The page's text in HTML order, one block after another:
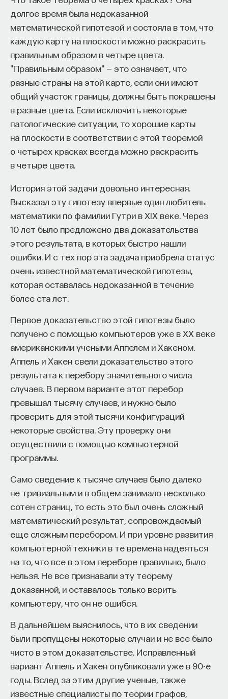
долгое время была недоказанной
математической гипотезой и состояла в том, что
каждую карту на плоскости можно раскрасить
правильным образом в четыре цвета.
"Правильным образом" — это означает, что
разные страны на этой карте, если они имеют
общий участок границы, должны быть покрашены
в разные цвета. Если исключить некоторые
патологические ситуации, то хорошие карты
на плоскости в соответствии с этой теоремой
о четырех красках всегда можно раскрасить
в четыре цвета.
История этой задачи довольно интересная.
Высказал эту гипотезу впервые один любитель
математики по фамилии Гутри в ХIХ веке. Через
10 лет было предложено два доказательства
этого результата, в которых быстро нашли
ошибки. И с тех пор эта задача приобрела статус
очень известной математической гипотезы,
которая оставалась недоказанной в течение
более ста лет.
Первое доказательство этой гипотезы было
получено с помощью компьютеров уже в ХХ веке
американскими учеными Аппелем и Хакеном.
Аппель и Хакен свели доказательство этого
результата к перебору значительного числа
случаев. В первом варианте этот перебор
превышал тысячу случаев, и нужно было
проверить для этой тысячи конфигураций
некоторые свойства. Эту проверку они
осуществили с помощью компьютерной
программы.
Само сведение к тысяче случаев было далеко
не тривиальным и в общем занимало несколько
сотен страниц, то есть это был очень сложный
математический результат, сопровождаемый
еще сложным перебором. И при уровне развития
компьютерной техники в те времена надеяться
на то, что все в этом переборе правильно, было
нельзя. Не все признавали эту теорему
доказанной, и оставалось только верить
компьютеру, что он не ошибся.
В дальнейшем выяснилось, что в их сведении
были пропущены некоторые случаи и не все было
чисто в этом доказательстве. Исправленный
вариант Аппель и Хакен опубликовали уже в 90-е
годы. Вслед за этим другие ученые, также
известные специалисты по теории графов,
оно формируется. Нам долго казалось, что
преподаватель может просто хорошо и логично
изложить материал, а студент — зафиксировать
его и затем воспроизвести. Но самый важный
момент происходит потом, когда человек
остается один на один с этим материалом
и пытается что-то с ним сделать. И получается,
что настоящее образование происходит
не в аудитории, а за ее пределами».
ИИ полезен не как костыль, а как
сложный собеседник
«Мы не наказываем студентов за использование
ИИ, потому что сам факт его использования еще
ничего не объясняет. Важно не то, что студент
обратился к ИИ, а то, как именно он это делает.
Если воспринимать ИИ просто как помощника,
ресурс или способ сэкономить усилия, студенты
чаще всего лишь снижают когнитивную
нагрузку — а университет вообще не для этого
создан. Они некритично делегируют агенту
коммуникацию далеко не лучшие привычки.
Но если использовать ИИ как сложного
собеседника, который заставляет уточнять
основания, спорить и продумывать собственную
позицию, тогда студент действительно
продвигается. Решающее значение имеет
не объем общения и не тип задания, а характер
самой коммуникации».
«Мыслить как учёный» — подкаст основателя
меняют мир. В каждом выпуске — разговоры
с исследователями, предпринимателями,
инвесторами и изобретателями. За десятки
эпизодов Ивар обсудил большие языковые
модели вместе с Михаилом Бурцевым, цифровые
данные в фармацевтике с Ириной Ефименко,
агротехнологии с Михаилом Тавером и много
других тем — от коучинга до фармакогенетики.
В будущих выпусках их список будет только
расширяться — слушайте подкаст наYouTube
Яндекс Музыке, Apple Podcasts
6/30/2026
НАПИСАТЬ НАМ